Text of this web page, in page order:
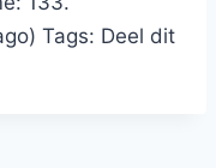
Tags: Deel dit